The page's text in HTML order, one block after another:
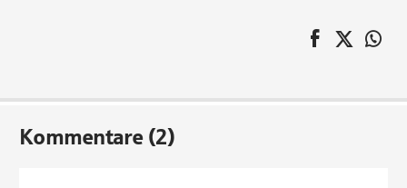
auf
Kommentare (2)